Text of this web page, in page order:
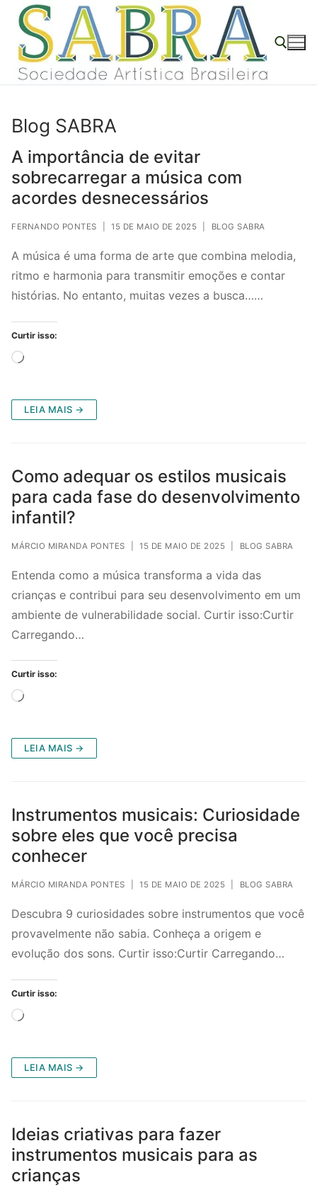
conteúdo
Pular
para
conteúdo
Blog SABRA
A importância de evitar
sobrecarregar a música com
acordes desnecessários
FERNANDO PONTES 15 DE MAIO DE 2025 BLOG SABRA
A música é uma forma de arte que combina melodia,
ritmo e harmonia para transmitir emoções e contar
histórias. No entanto, muitas vezes a busca……
Curtir isso:
Carregando...
LEIA MAIS →
Como adequar os estilos musicais
para cada fase do desenvolvimento
infantil?
MÁRCIO MIRANDA PONTES 15 DE MAIO DE 2025 BLOG SABRA
Entenda como a música transforma a vida das
crianças e contribui para seu desenvolvimento em um
ambiente de vulnerabilidade social. Curtir isso:Curtir
Carregando…
Curtir isso:
Carregando...
LEIA MAIS →
Instrumentos musicais: Curiosidade
sobre eles que você precisa
conhecer
MÁRCIO MIRANDA PONTES 15 DE MAIO DE 2025 BLOG SABRA
Descubra 9 curiosidades sobre instrumentos que você
provavelmente não sabia. Conheça a origem e
evolução dos sons. Curtir isso:Curtir Carregando…
Curtir isso:
Carregando...
LEIA MAIS →
Ideias criativas para fazer
instrumentos musicais para as
crianças